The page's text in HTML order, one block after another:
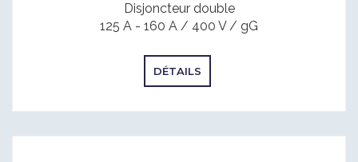
Disjoncteur double
125 A - 160 A / 400 V / gG
DÉTAILS